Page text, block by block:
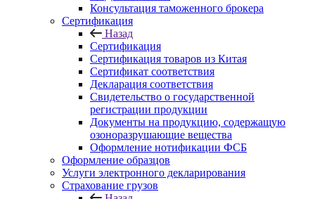
Консультация таможенного брокера
Сертификация
Назад
Сертификация
Сертификация товаров из Китая
Сертификат соответствия
Декларация соответствия
Свидетельство о государственной
регистрации продукции
Документы на продукцию, содержащую
озоноразрушающие вещества
Оформление нотификации ФСБ
Оформление образцов
Услуги электронного декларирования
Страхование грузов